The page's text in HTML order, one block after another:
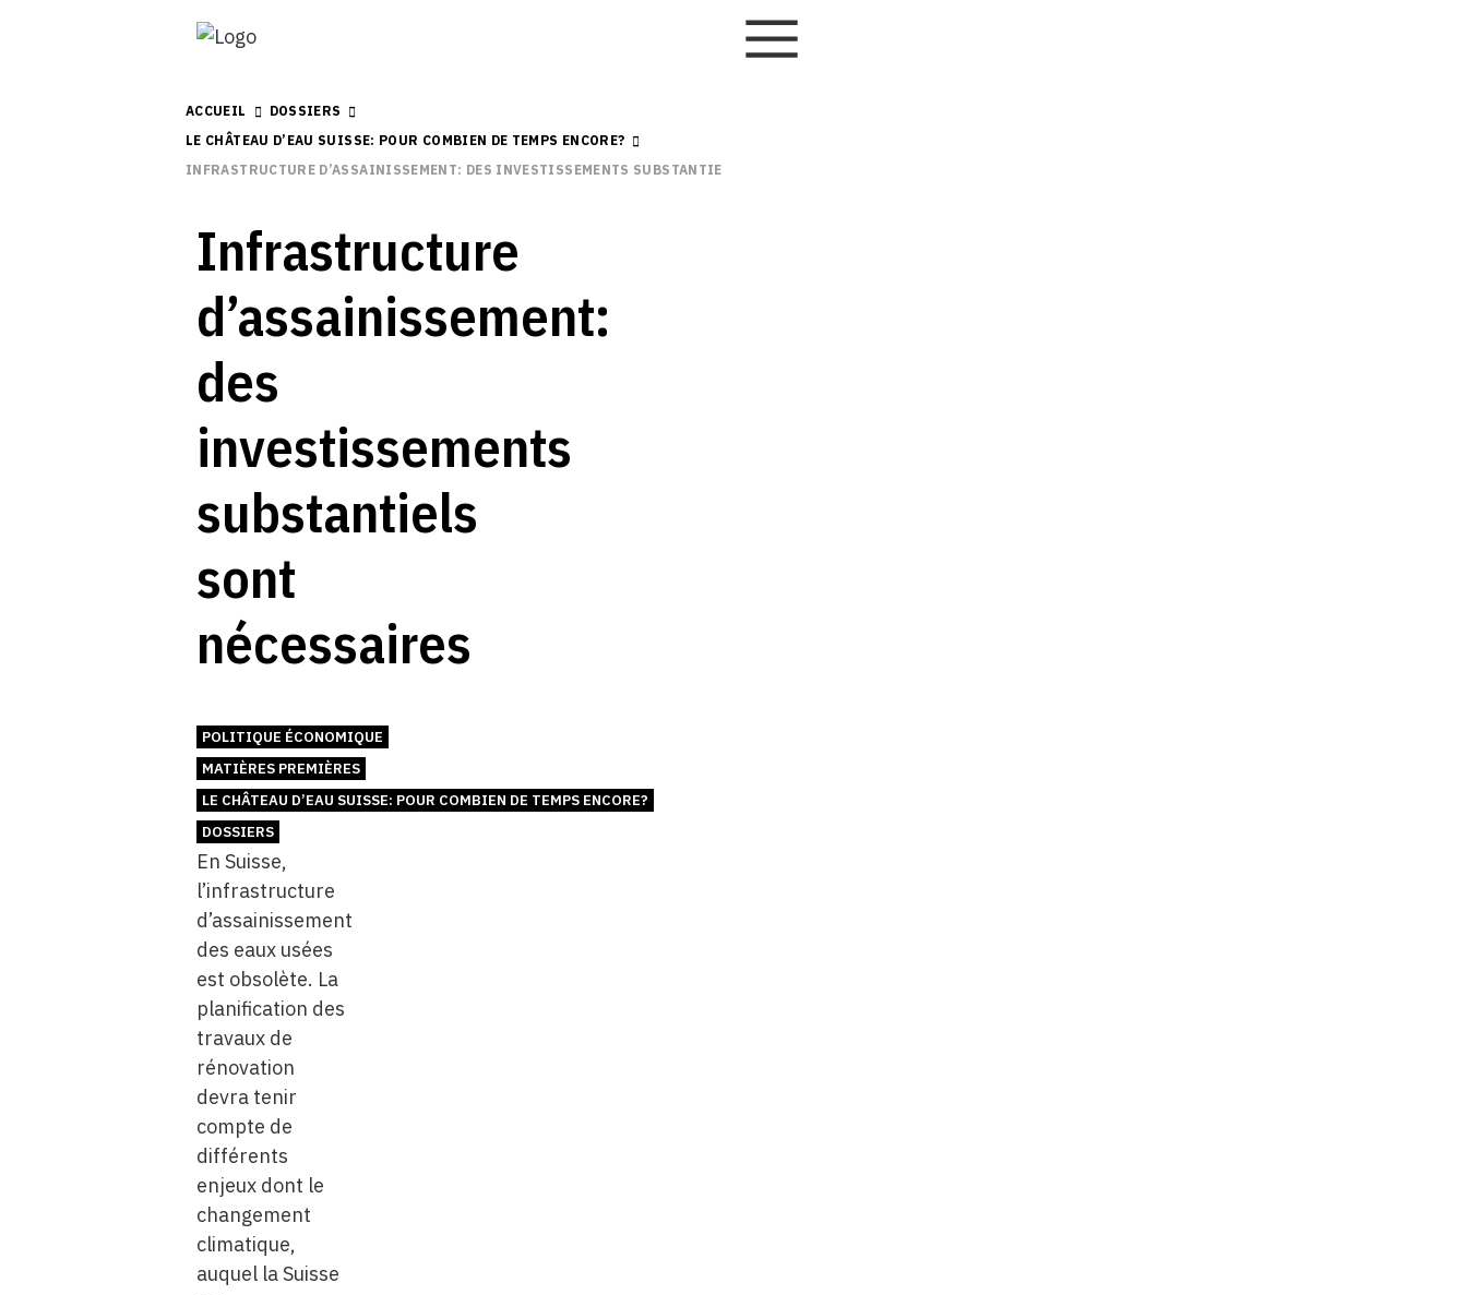
ACCUEIL
DOSSIERS
LE CHÂTEAU D’EAU SUISSE: POUR COMBIEN DE TEMPS ENCORE?
INFRASTRUCTURE D’ASSAINISSEMENT: DES INVESTISSEMENTS SUBSTANTIELS SONT NÉCESSAIRES
Infrastructure
d’assainissement:
des
investissements
substantiels
sont
nécessaires
POLITIQUE ÉCONOMIQUE
MATIÈRES PREMIÈRES
LE CHÂTEAU D’EAU SUISSE: POUR COMBIEN DE TEMPS ENCORE?
DOSSIERS
En Suisse,
l’infrastructure
d’assainissement
des eaux usées
est obsolète. La
planification des
travaux de
rénovation
devra tenir
compte de
différents
enjeux dont le
changement
climatique,
auquel la Suisse